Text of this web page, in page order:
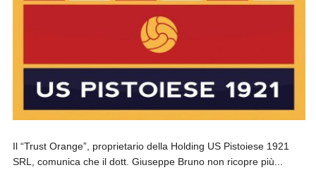
Il “Trust Orange”, proprietario della Holding US Pistoiese 1921
SRL, comunica che il dott. Giuseppe Bruno non ricopre più...